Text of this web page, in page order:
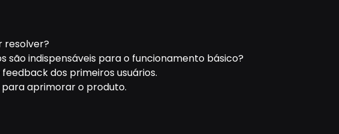
resolver?
são indispensáveis para o funcionamento básico?
dos primeiros usuários.
para aprimorar o produto.